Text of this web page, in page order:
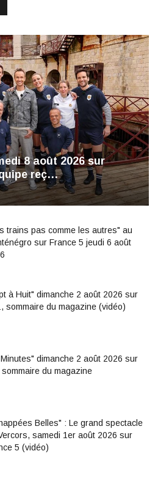
8 août 2026 sur
reç…
trains pas comme les autres" au
sur France 5 jeudi 6 août
à Huit" dimanche 2 août 2026 sur
sommaire du magazine (vidéo)
dimanche 2 août 2026 sur
sommaire du magazine
Belles" : Le grand spectacle
samedi 1er août 2026 sur
5 (vidéo)